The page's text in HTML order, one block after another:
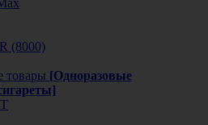
(8000)
товары [Одноразовые